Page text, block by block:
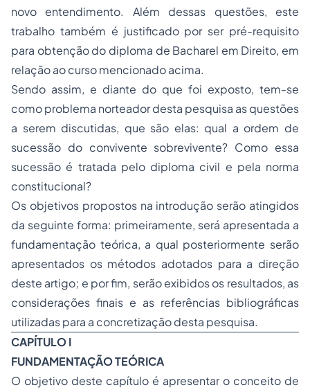
novo entendimento. Além dessas questões, este
trabalho também é justificado por ser pré-requisito
para obtenção do diploma de Bacharel em Direito, em
relação ao curso mencionado acima.
Sendo assim, e diante do que foi exposto, tem-se
como problema norteador desta pesquisa as questões
a serem discutidas, que são elas: qual a ordem de
sucessão do convivente sobrevivente? Como essa
sucessão é tratada pelo diploma civil e pela norma
constitucional?
Os objetivos propostos na introdução serão atingidos
da seguinte forma: primeiramente, será apresentada a
fundamentação teórica, a qual posteriormente serão
apresentados os métodos adotados para a direção
deste artigo; e por fim, serão exibidos os resultados, as
considerações finais e as referências bibliográficas
utilizadas para a concretização desta pesquisa.
CAPÍTULO I
FUNDAMENTAÇÃO TEÓRICA
O objetivo deste capítulo é apresentar o conceito de